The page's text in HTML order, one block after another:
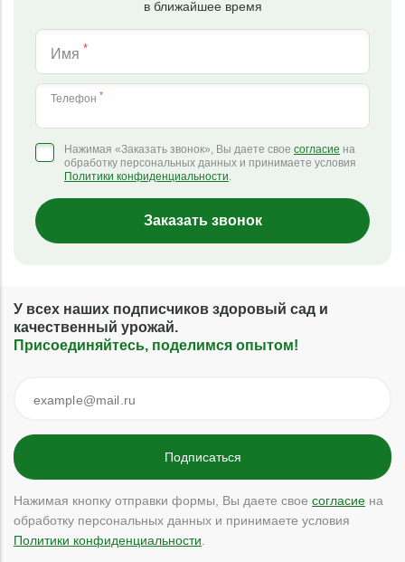
в ближайшее время
Имя *
Телефон *
Нажимая «Заказать звонок», Вы даете свое согласие на
обработку персональных данных и принимаете условия
Политики конфиденциальности.
Заказать звонок
У всех наших подписчиков здоровый сад и
качественный урожай.
Присоединяйтесь, поделимся опытом!
Нажимая кнопку отправки формы, Вы даете свое согласие на
обработку персональных данных и принимаете условия
Политики конфиденциальности